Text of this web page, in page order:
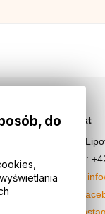
Kontakt
Adres:
Telefon:
E-mail:
Nasz
do